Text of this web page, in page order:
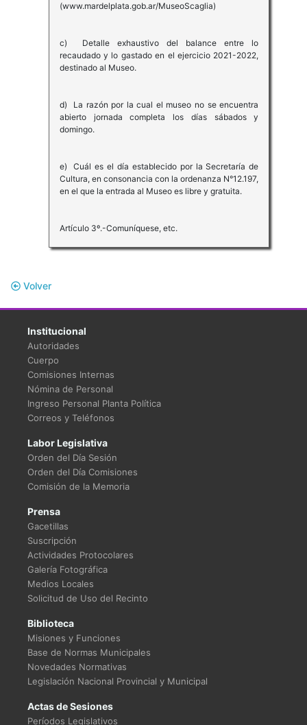
(www.mardelplata.gob.ar/MuseoScaglia)
c) Detalle exhaustivo del balance entre lo
recaudado y lo gastado en el ejercicio 2021-2022,
destinado al Museo.
d) La razón por la cual el museo no se encuentra
abierto jornada completa los días sábados y
domingo.
e) Cuál es el día establecido por la Secretaría de
Cultura, en consonancia con la ordenanza N°12.197,
en el que la entrada al Museo es libre y gratuita.
Artículo 3º.-Comuníquese, etc.
Volver
Institucional
Autoridades
Cuerpo
Comisiones Internas
Nómina de Personal
Ingreso Personal Planta Política
Correos y Teléfonos
Labor Legislativa
Orden del Día Sesión
Orden del Día Comisiones
Comisión de la Memoria
Prensa
Gacetillas
Suscripción
Actividades Protocolares
Galería Fotográfica
Medios Locales
Solicitud de Uso del Recinto
Biblioteca
Misiones y Funciones
Base de Normas Municipales
Novedades Normativas
Legislación Nacional Provincial y Municipal
Actas de Sesiones
Períodos Legislativos